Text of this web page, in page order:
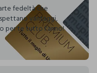
fedeltà che
vantaggi,
per te tutto l'anno!